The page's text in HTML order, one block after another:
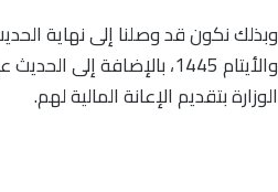
وبذلك نكون قد وصلنا إلى نهاية
والأيتام 1445،
الوزارة بتقديم الإعانة المالية لهم.